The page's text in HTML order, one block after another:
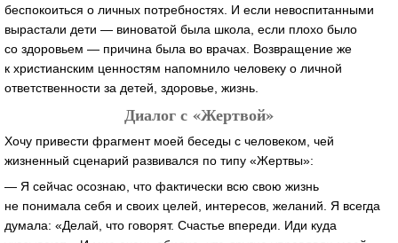
беспокоиться о личных потребностях. И если невоспитанными
вырастали дети — виноватой была школа, если плохо было
со здоровьем — причина была во врачах. Возвращение же
к христианским ценностям напомнило человеку о личной
ответственности за детей, здоровье, жизнь.
Диалог с «Жертвой»
Хочу привести фрагмент моей беседы с человеком, чей
жизненный сценарий развивался по типу «Жертвы»:
— Я сейчас осознаю, что фактически всю свою жизнь
не понимала себя и своих целей, интересов, желаний. Я всегда
думала: «Делай, что говорят. Счастье впереди. Иди куда